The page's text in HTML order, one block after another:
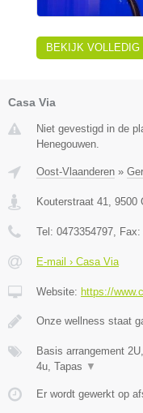
BEKIJK VOLLEDIG
Casa Via
Niet gevestigd in de
Henegouwen.
Oost-Vlaanderen »
Kouterstraat 41 9500
Tel: 0473354797 , Fax:
E-mail › Casa Via
Website: https://
Onze wellness staat
Basis arrangement
4u, Tapas ▼
Er wordt gewerkt op